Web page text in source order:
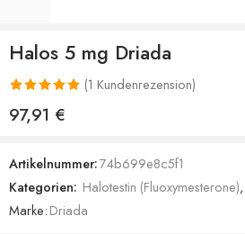
Halos 5 mg Driada
Bewertet mit
5.00
auf
1
Kundenbewertung
(1 Kundenrezension)
97,91 €
Artikelnummer:74b699e8c5f1
Kategorien: Halotestin (Fluoxymesterone),
Marke:Driada